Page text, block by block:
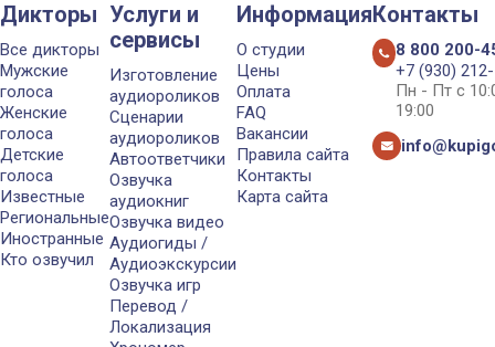
Дикторы
Все дикторы
Мужские
голоса
Женские
голоса
Детские
голоса
Известные
Региональные
Иностранные
Кто озвучил
Услуги и
сервисы
Изготовление
аудиороликов
Сценарии
аудиороликов
Автоответчики
Озвучка
аудиокниг
Озвучка видео
Аудиогиды /
Аудиоэкскурсии
Озвучка игр
Перевод /
Локализация
Информация
О студии
Цены
Оплата
FAQ
Вакансии
Правила сайта
Контакты
Карта сайта
Контакты
8 800 200-
+7 (930)
Пн - Пт с
19:00